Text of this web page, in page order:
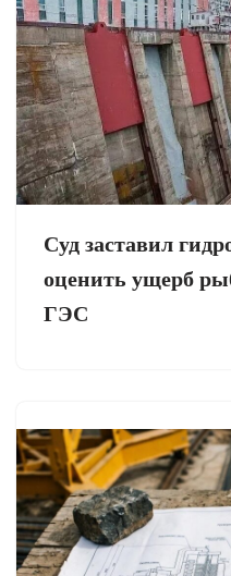
Суд заставил
оценить ущерб
ГЭС